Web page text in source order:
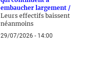
embaucher largement /
Leurs effectifs baissent
néanmoins
29/07/2026 - 14:00